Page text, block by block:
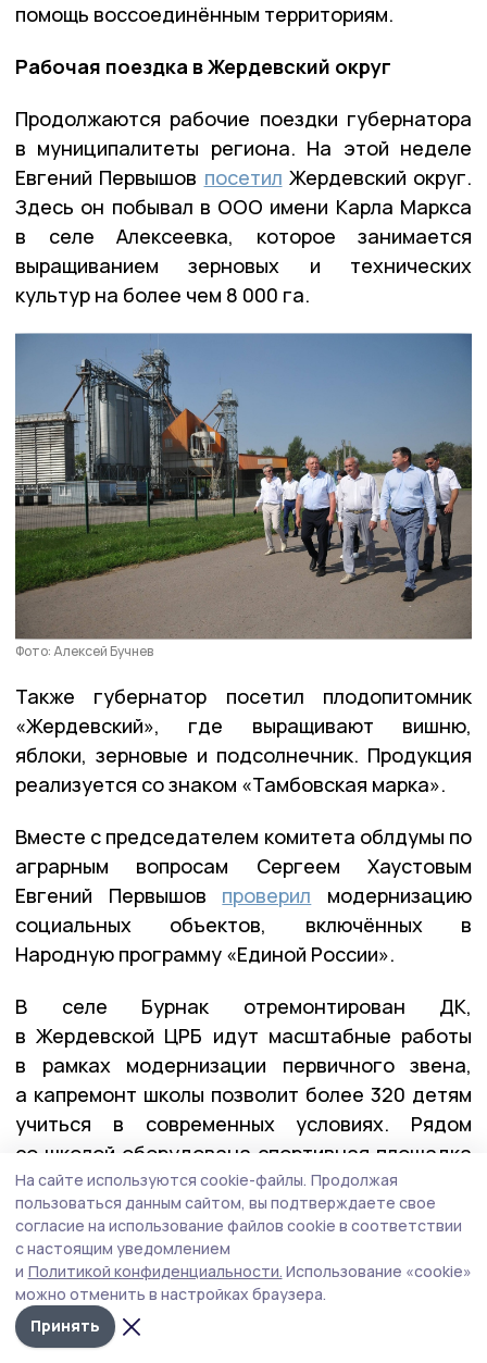
помощь воссоединённым территориям.
Рабочая поездка в Жердевский округ
Продолжаются рабочие поездки губернатора
в муниципалитеты региона. На этой неделе
Евгений Первышов посетил Жердевский округ.
Здесь он побывал в ООО имени Карла Маркса
в селе Алексеевка, которое занимается
выращиванием зерновых и технических
культур на более чем 8 000 га.
Фото: Алексей Бучнев
Также губернатор посетил плодопитомник
«Жердевский», где выращивают вишню,
яблоки, зерновые и подсолнечник. Продукция
реализуется со знаком «Тамбовская марка».
Вместе с председателем комитета облдумы по
аграрным вопросам Сергеем Хаустовым
Евгений Первышов проверил модернизацию
социальных объектов, включённых в
Народную программу «Единой России».
В селе Бурнак отремонтирован ДК,
в Жердевской ЦРБ идут масштабные работы
в рамках модернизации первичного звена,
а капремонт школы позволит более 320 детям
учиться в современных условиях. Рядом
со школой оборудована спортивная площадка
для сдачи норм ГТО.
На сайте используются cookie-файлы. Продолжая
пользоваться данным сайтом, вы подтверждаете свое
согласие на использование файлов cookie в соответствии
с настоящим уведомлением
и Политикой конфиденциальности. Использование «cookie»
можно отменить в настройках браузера.
Принять